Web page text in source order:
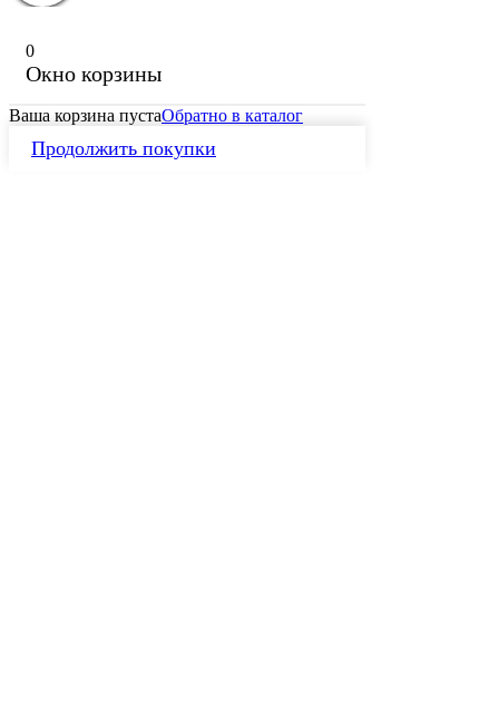
0
Окно корзины
Ваша корзина пустаОбратно в каталог
Продолжить покупки